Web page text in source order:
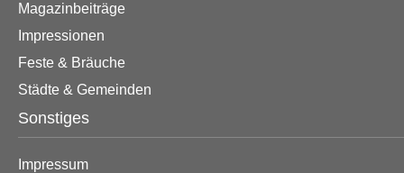
Magazinbeiträge
Impressionen
Feste & Bräuche
Städte & Gemeinden
Sonstiges
Impressum